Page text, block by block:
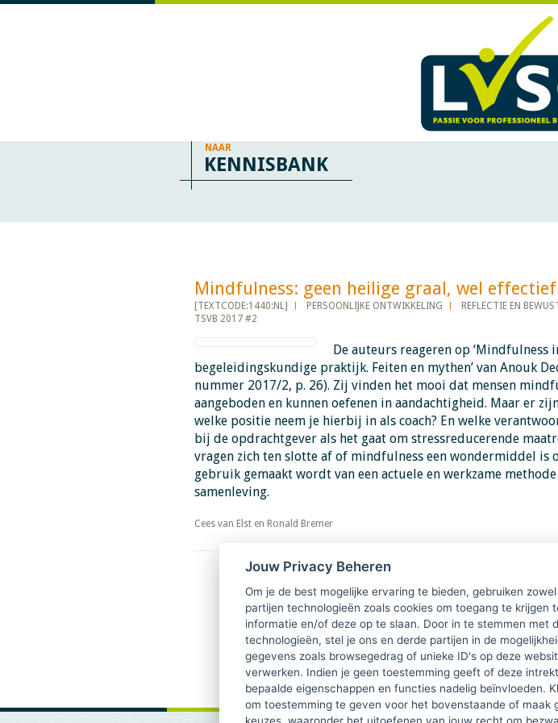
NAAR
KENNISBANK
Mindfulness: geen heilige graal, wel effectief​​​​​​
[TEXTCODE:1440:NL] PERSOONLIJKE ONTWIKKELING
REFLECTIE EN
TSVB 2017 #2
De auteurs reageren op ‘Mindfulness
begeleidingskundige praktijk. Feiten en mythen’ van Anouk
nummer 2017/2, p. 26). Zij vinden het mooi dat mensen
aangeboden en kunnen oefenen in aandachtigheid. Maar er
welke positie neem je hierbij in als coach? En welke
bij de opdrachtgever als het gaat om stressreducerende
vragen zich ten slotte af of mindfulness een wondermiddel is
gebruik gemaakt wordt van een actuele en werkzame
samenleving.
​​​​​​​Cees van Elst en Ronald Bremer
Mindfulness: geen heilige graal, wel
effectief
Jouw Privacy Beheren
Om je de best mogelijke ervaring te bieden, gebruiken
partijen technologieën zoals cookies om toegang te krijgen
informatie en/of deze op te slaan. Door in te stemmen met
technologieën, stel je ons en derde partijen in de
gegevens zoals browsegedrag of unieke ID's op deze
verwerken. Indien je geen toestemming geeft of deze
bepaalde eigenschappen en functies nadelig beïnvloeden.
om toestemming te geven voor het bovenstaande of maak